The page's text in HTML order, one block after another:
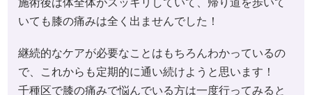
施術後は体全体がスッキリしていて、帰り道を歩いて
いても膝の痛みは全く出ませんでした！
継続的なケアが必要なことはもちろんわかっているの
で、これからも定期的に通い続けようと思います！
千種区で膝の痛みで悩んでいる方は一度行ってみると